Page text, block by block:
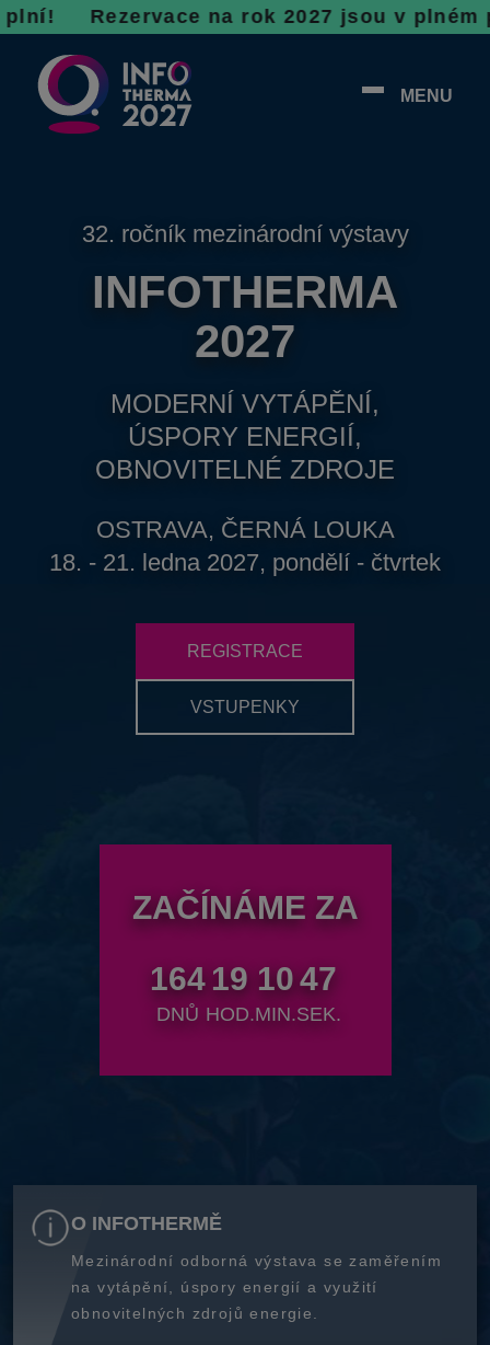
ezervace na rok 2027 jsou v plném proudu,
MENU
32. ročník mezinárodní výstavy
INFOTHERMA
2027
MODERNÍ VYTÁPĚNÍ,
ÚSPORY ENERGIÍ,
OBNOVITELNÉ ZDROJE
OSTRAVA, ČERNÁ LOUKA
18. - 21. ledna 2027, pondělí - čtvrtek
REGISTRACE
VSTUPENKY
ZAČÍNÁME ZA
164
DNŮ
19
HOD.
10
MIN.
45
SEK.
O INFOTHERMĚ
Mezinárodní odborná výstava se zaměřením
na vytápění, úspory energií a využití
obnovitelných zdrojů energie.